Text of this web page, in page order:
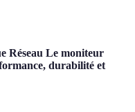
Réseau Le moniteur
durabilité et